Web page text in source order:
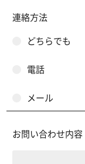
連絡方法
どちらでも
電話
メール
お問い合わせ内容